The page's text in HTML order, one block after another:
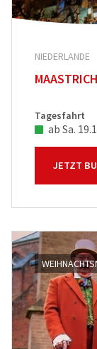
NIEDERLANDE
Tagesfahrt
ab Sa.
JETZT